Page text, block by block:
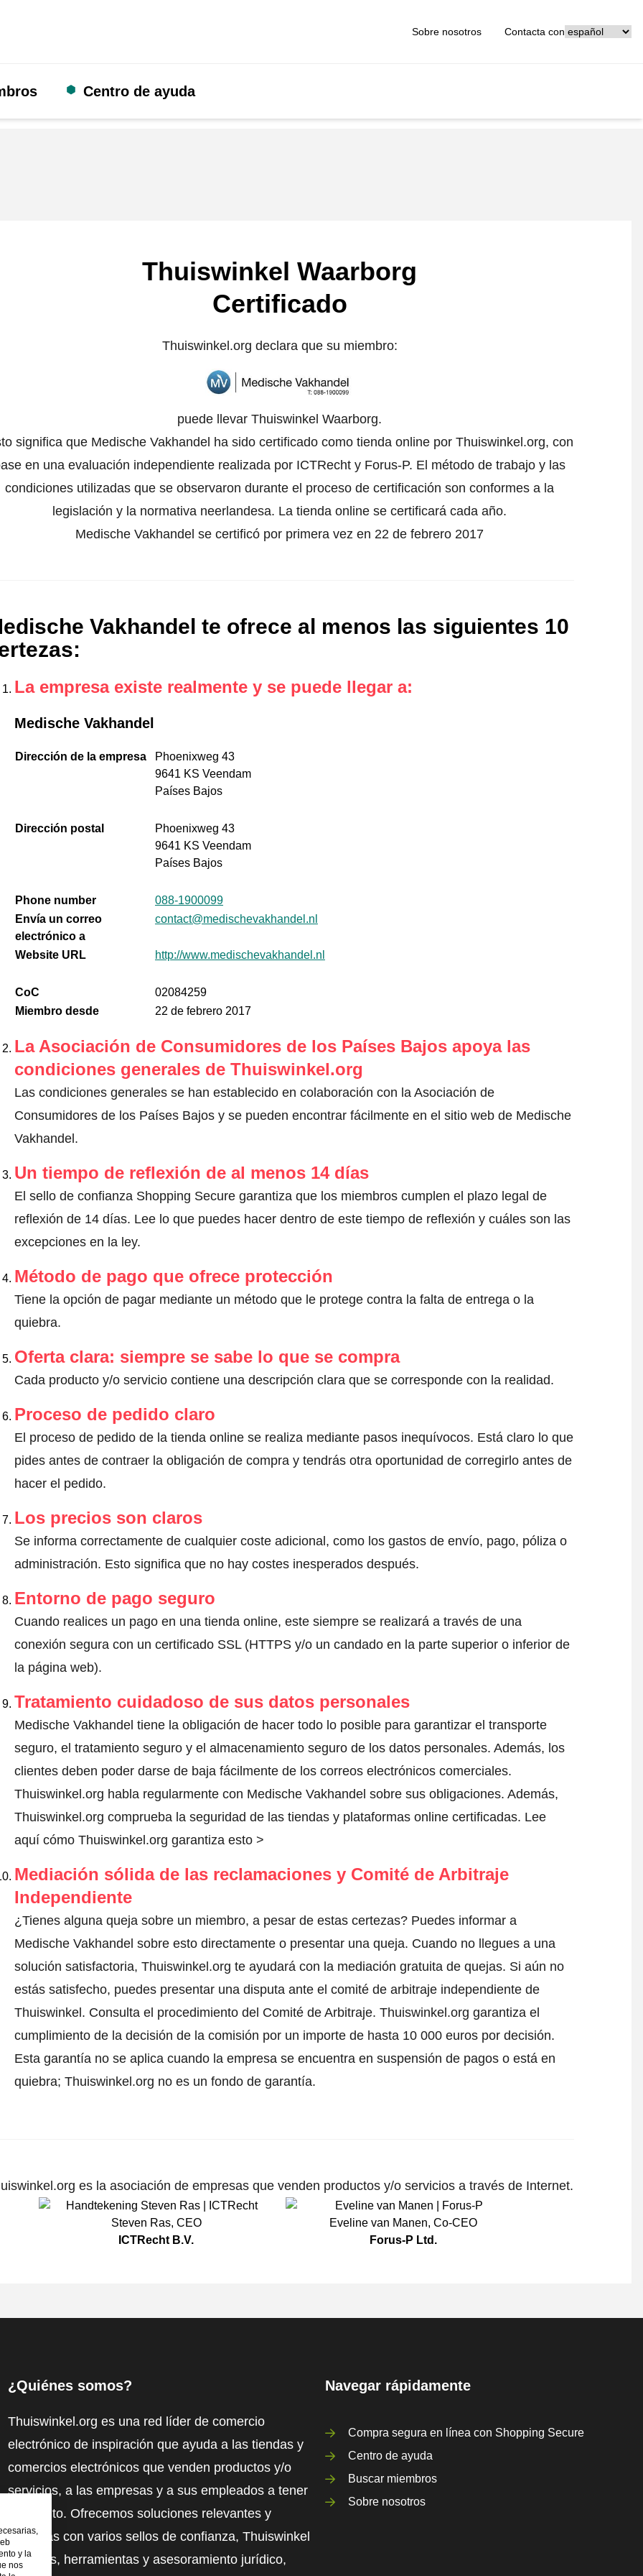
Sobre nosotros Contacta con
Centro de ayuda
Thuiswinkel Waarborg
Certificado
Thuiswinkel.org declara que su miembro:
puede llevar Thuiswinkel Waarborg.
significa que Medische Vakhandel ha sido certificado como tienda online por Thuiswinkel.org, con
en una evaluación independiente realizada por ICTRecht y Forus-P. El método de trabajo y las
condiciones utilizadas que se observaron durante el proceso de certificación son conformes a la
legislación y la normativa neerlandesa. La tienda online se certificará cada año.
Medische Vakhandel se certificó por primera vez en 22 de febrero 2017
Vakhandel te ofrece al menos las siguientes 10
:
La empresa existe realmente y se puede llegar a:
Medische Vakhandel
Dirección de la empresa
Phoenixweg 43
9641 KS Veendam
Países Bajos
Dirección postal
Phoenixweg 43
9641 KS Veendam
Países Bajos
Phone number
088-1900099
Envía un correo
electrónico a
contact@medischevakhandel.nl
Website URL http://www.medischevakhandel.nl
CoC
02084259
Miembro desde
22 de febrero 2017
La Asociación de Consumidores de los Países Bajos apoya las
condiciones generales de Thuiswinkel.org
Las condiciones generales se han establecido en colaboración con la Asociación de
Consumidores de los Países Bajos y se pueden encontrar fácilmente en el sitio web de Medische
Vakhandel.
Un tiempo de reflexión de al menos 14 días
El sello de confianza Shopping Secure garantiza que los miembros cumplen el plazo legal de
reflexión de 14 días. Lee lo que puedes hacer dentro de este tiempo de reflexión y cuáles son las
excepciones en la ley.
Método de pago que ofrece protección
Tiene la opción de pagar mediante un método que le protege contra la falta de entrega o la
quiebra.
Oferta clara: siempre se sabe lo que se compra
Cada producto y/o servicio contiene una descripción clara que se corresponde con la realidad.
Proceso de pedido claro
El proceso de pedido de la tienda online se realiza mediante pasos inequívocos. Está claro lo que
pides antes de contraer la obligación de compra y tendrás otra oportunidad de corregirlo antes de
hacer el pedido.
Los precios son claros
Se informa correctamente de cualquier coste adicional, como los gastos de envío, pago, póliza o
administración. Esto significa que no hay costes inesperados después.
Entorno de pago seguro
Cuando realices un pago en una tienda online, este siempre se realizará a través de una
conexión segura con un certificado SSL (HTTPS y/o un candado en la parte superior o inferior de
la página web).
Tratamiento cuidadoso de sus datos personales
Medische Vakhandel tiene la obligación de hacer todo lo posible para garantizar el transporte
seguro, el tratamiento seguro y el almacenamiento seguro de los datos personales. Además, los
clientes deben poder darse de baja fácilmente de los correos electrónicos comerciales.
Thuiswinkel.org habla regularmente con Medische Vakhandel sobre sus obligaciones. Además,
Thuiswinkel.org comprueba la seguridad de las tiendas y plataformas online certificadas. Lee
aquí cómo Thuiswinkel.org garantiza esto >
Mediación sólida de las reclamaciones y Comité de Arbitraje
Independiente
¿Tienes alguna queja sobre un miembro, a pesar de estas certezas? Puedes informar a
Medische Vakhandel sobre esto directamente o presentar una queja. Cuando no llegues a una
solución satisfactoria, Thuiswinkel.org te ayudará con la mediación gratuita de quejas. Si aún no
estás satisfecho, puedes presentar una disputa ante el comité de arbitraje independiente de
Thuiswinkel. Consulta el procedimiento del Comité de Arbitraje. Thuiswinkel.org garantiza el
cumplimiento de la decisión de la comisión por un importe de hasta 10 000 euros por decisión.
Esta garantía no se aplica cuando la empresa se encuentra en suspensión de pagos o está en
quiebra; Thuiswinkel.org no es un fondo de garantía.
es la asociación de empresas que venden productos y/o servicios a través de Internet.
Steven Ras, CEO
ICTRecht B.V.
Eveline van Manen, Co-CEO
Forus-P Ltd.
¿Quiénes somos?
Thuiswinkel.org es una red líder de comercio
electrónico de inspiración que ayuda a las tiendas y
comercios electrónicos que venden productos y/o
servicios, a las empresas y a sus empleados a tener
más éxito. Ofrecemos soluciones relevantes y
prácticas con varios sellos de confianza, Thuiswinkel
Reviews, herramientas y asesoramiento jurídico,
Navegar rápidamente
Compra segura en línea con Shopping Secure
Centro de ayuda
Buscar miembros
Sobre nosotros
y la
nos